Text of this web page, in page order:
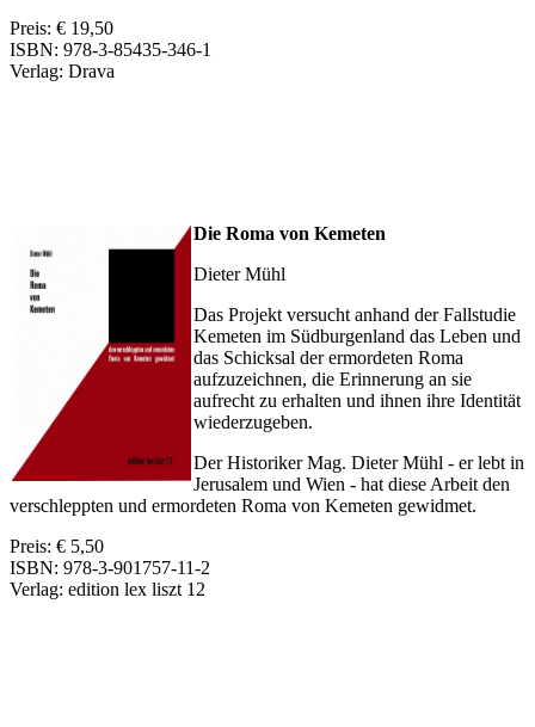
Preis: € 19,50
ISBN: 978-3-85435-346-1
Verlag: Drava
Die Roma von Kemeten
Dieter Mühl
Das Projekt versucht anhand der Fallstudie
Kemeten im Südburgenland das Leben und
das Schicksal der ermordeten Roma
aufzuzeichnen, die Erinnerung an sie
aufrecht zu erhalten und ihnen ihre Identität
wiederzugeben.
Der Historiker Mag. Dieter Mühl - er lebt in
Jerusalem und Wien - hat diese Arbeit den
verschleppten und ermordeten Roma von Kemeten gewidmet.
Preis: € 5,50
ISBN: 978-3-901757-11-2
Verlag: edition lex liszt 12